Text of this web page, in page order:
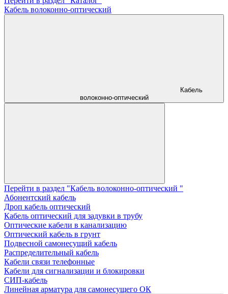
Кабель волоконно-оптический
Кабель
волоконно-оптический
Перейти в раздел "Кабель волоконно-оптический "
Абонентский кабель
Дроп кабель оптический
Кабель оптический для задувки в трубу
Оптические кабели в канализацию
Оптический кабель в грунт
Подвесной самонесущий кабель
Распределительный кабель
Кабели связи телефонные
Кабели для сигнализации и блокировки
СИП-кабель
Линейная арматура для самонесущего ОК